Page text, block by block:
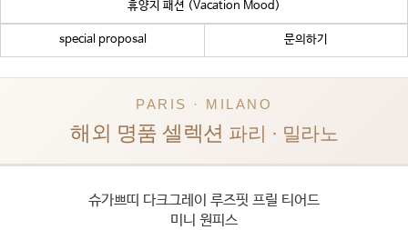
휴양지 패션 (Vacation Mood)
special proposal 문의하기
PARIS · MILANO
해외 명품 셀렉션 파리 · 밀라노
슈가쁘띠 다크그레이 루즈핏 프릴 티어드
미니 원피스